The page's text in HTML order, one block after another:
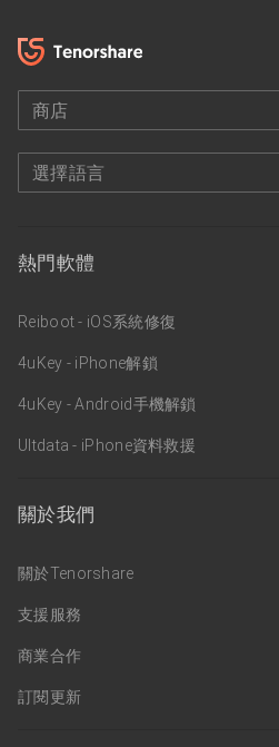
商店
選擇語言
熱門軟體
Reiboot - iOS系統修復
4uKey - iPhone解鎖
4uKey - Android手機解鎖
Ultdata - iPhone資料救援
關於我們
關於Tenorshare
支援服務
商業合作
訂閱更新